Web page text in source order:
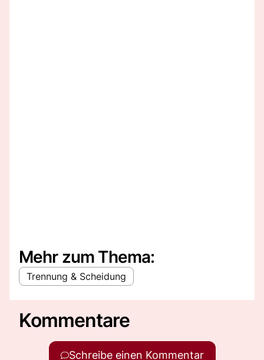
Mehr zum Thema:
Trennung & Scheidung
Kommentare
Schreibe einen Kommentar